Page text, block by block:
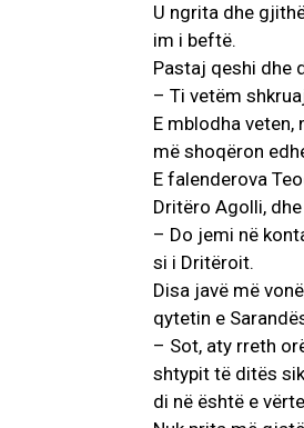
U ngrita dhe
im i beftë.
Pastaj qeshi dhe
– Ti vetëm
E mblodha
më shoqëron
E falenderova
Dritëro Agolli,
– Do jemi në
si i Dritëroit.
Disa javë më
qytetin e
– Sot, aty rreth
shtypit të ditës
di në është e